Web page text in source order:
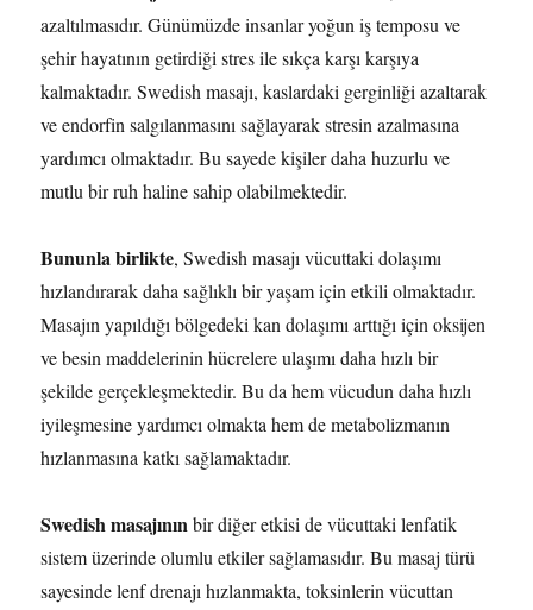
azaltılmasıdır. Günümüzde insanlar yoğun iş temposu ve
şehir hayatının getirdiği stres ile sıkça karşı karşıya
kalmaktadır. Swedish masajı, kaslardaki gerginliği azaltarak
ve endorfin salgılanmasını sağlayarak stresin azalmasına
yardımcı olmaktadır. Bu sayede kişiler daha huzurlu ve
mutlu bir ruh haline sahip olabilmektedir.
Bununla birlikte, Swedish masajı vücuttaki dolaşımı
hızlandırarak daha sağlıklı bir yaşam için etkili olmaktadır.
Masajın yapıldığı bölgedeki kan dolaşımı arttığı için oksijen
ve besin maddelerinin hücrelere ulaşımı daha hızlı bir
şekilde gerçekleşmektedir. Bu da hem vücudun daha hızlı
iyileşmesine yardımcı olmakta hem de metabolizmanın
hızlanmasına katkı sağlamaktadır.
Swedish masajınınbir diğer etkisi de vücuttaki lenfatik
sistem üzerinde olumlu etkiler sağlamasıdır. Bu masaj türü
sayesinde lenf drenajı hızlanmakta, toksinlerin vücuttan